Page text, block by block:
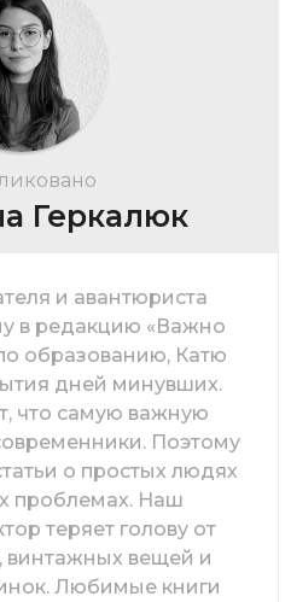
Геркалюк
и авантюриста
в редакцию «Важно
образованию, Катю
дней минувших.
что самую важную
Поэтому
о простых людях
проблемах. Наш
теряет голову от
винтажных вещей и
Любимые книги